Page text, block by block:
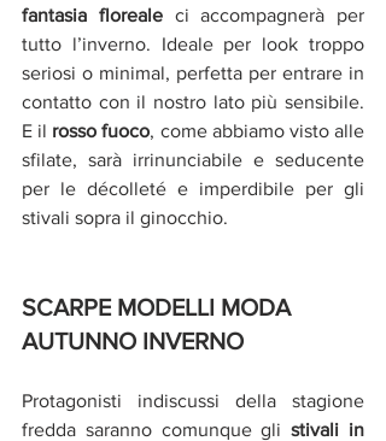
fantasia floreale ci accompagnerà per
tutto l’inverno. Ideale per look troppo
seriosi o minimal, perfetta per entrare in
contatto con il nostro lato più sensibile.
E il rosso fuoco, come abbiamo visto alle
sfilate, sarà irrinunciabile e seducente
per le décolleté e imperdibile per gli
stivali sopra il ginocchio.
SCARPE MODELLI MODA
AUTUNNO INVERNO
Protagonisti indiscussi della stagione
fredda saranno comunque gli stivali in